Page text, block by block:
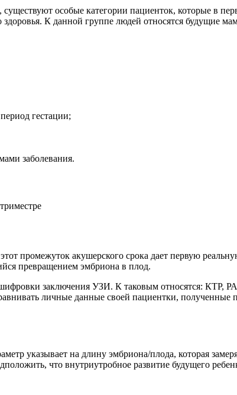
особые категории пациенток, которые в
К данной группе людей относятся будущие
гестации;
заболевания.
промежуток акушерского срока дает первую
превращением эмбриона в плод.
заключения УЗИ. К таковым относятся:
личные данные своей пациентки, полученные
указывает на длину эмбриона/плода, которая
что внутриутробное развитие будущего